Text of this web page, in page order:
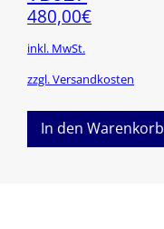
480,00€
inkl. MwSt.
zzgl. Versandkosten
In den Warenkorb